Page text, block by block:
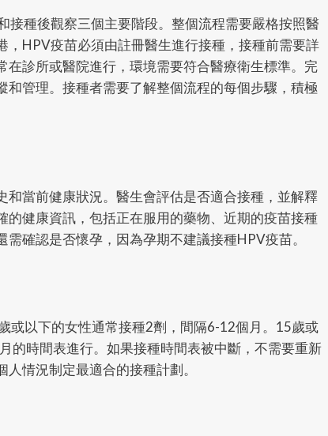
接種後觀察三個主要階段。整個流程需要嚴格按照醫
HPV疫苗必須由註冊醫生進行接種，接種前需要詳
診所或醫院進行，環境需要符合醫療衛生標準。完
管理。接種者需要了解整個流程的每個步驟，積極
當前健康狀況。醫生會評估是否適合接種，並解釋
健康資訊，包括正在服用的藥物、近期的疫苗接種
確認是否懷孕，因為孕期不建議接種HPV疫苗。
或以下的女性通常接種2劑，間隔6-12個月。15歲或
的時間表進行。如果接種時間表被中斷，不需要重新
情況制定最適合的接種計劃。